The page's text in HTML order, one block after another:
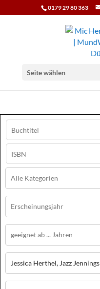
0179 29 80 363
Seite wählen
Jessica Herthel, Jazz Jennings